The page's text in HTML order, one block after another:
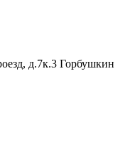
д.7к.3 Горбушкин